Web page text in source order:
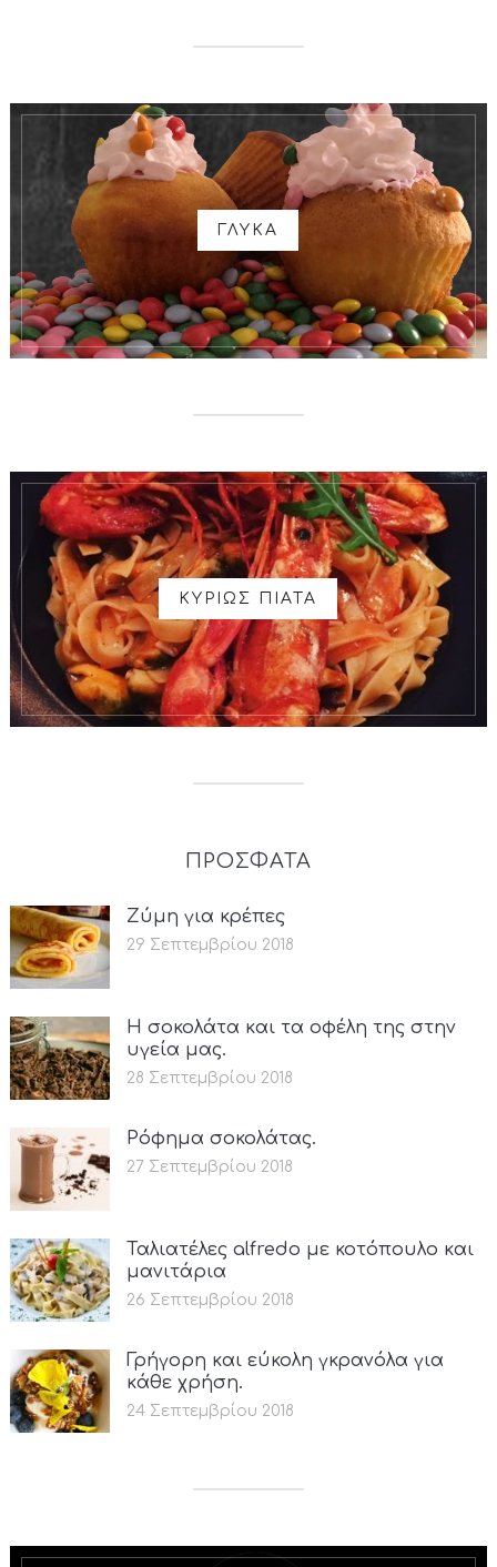
ΓΛΥΚΑ
ΚΥΡΙΩΣ ΠΙΑΤΑ
ΠΡΟΣΦΑΤΑ
Ζύμη για κρέπες
29 Σεπτεμβρίου 2018
Η σοκολάτα και τα οφέλη της στην
υγεία μας.
28 Σεπτεμβρίου 2018
Ρόφημα σοκολάτας.
27 Σεπτεμβρίου 2018
Ταλιατέλες alfredo με κοτόπουλο και
μανιτάρια
26 Σεπτεμβρίου 2018
Γρήγορη και εύκολη γκρανόλα για
κάθε χρήση.
24 Σεπτεμβρίου 2018